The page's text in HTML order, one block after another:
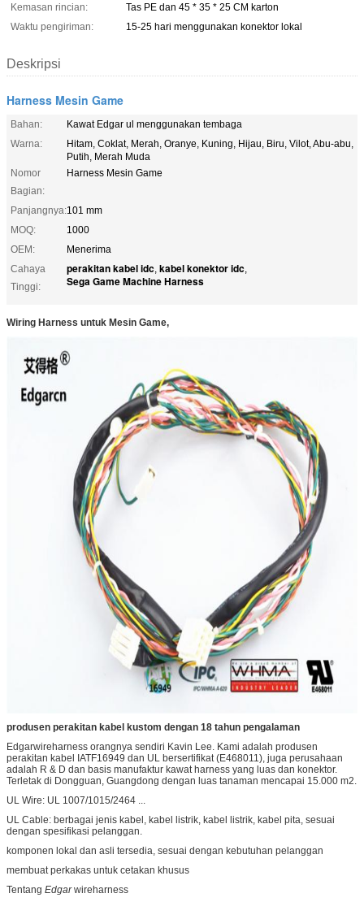
Kemasan rincian:
Tas PE dan 45 * 35 * 25 CM karton
Waktu pengiriman:
15-25 hari menggunakan konektor lokal
Deskripsi
Harness Mesin Game
Bahan:
Kawat Edgar ul menggunakan tembaga
Warna:
Hitam, Coklat, Merah, Oranye, Kuning, Hijau, Biru, Vilot, Abu-abu,
Putih, Merah Muda
Nomor
Bagian:
Harness Mesin Game
Panjangnya:101 mm
MOQ:
1000
OEM:
Menerima
Cahaya
Tinggi:
perakitan kabel idc, kabel konektor idc,
Sega Game Machine Harness
Wiring Harness untuk Mesin Game,
produsen perakitan kabel kustom dengan 18 tahun pengalaman
Edgarwireharness orangnya sendiri Kavin Lee. Kami adalah produsen
perakitan kabel IATF16949 dan UL bersertifikat (E468011), juga perusahaan
adalah R & D dan basis manufaktur kawat harness yang luas dan konektor.
Terletak di Dongguan, Guangdong dengan luas tanaman mencapai 15.000 m2.
UL Wire: UL 1007/1015/2464 ...
UL Cable: berbagai jenis kabel, kabel listrik, kabel listrik, kabel pita, sesuai
dengan spesifikasi pelanggan.
komponen lokal dan asli tersedia, sesuai dengan kebutuhan pelanggan
membuat perkakas untuk cetakan khusus
Tentang Edgarwireharness